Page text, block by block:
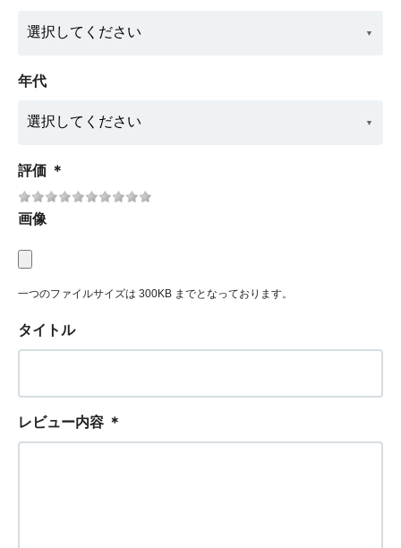
年代
評価 ＊
画像
一つのファイルサイズは 300KB までとなっております。
タイトル
レビュー内容 ＊